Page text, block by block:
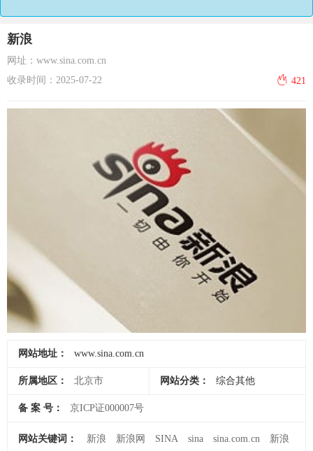
新浪
网址：www.sina.com.cn
收录时间：2025-07-22
421
网站地址： www.sina.com.cn
所属地区： 北京市 网站分类： 综合其他
备 案 号： 京ICP证000007号
网站关键词： 新浪 新浪网 SINA sina sina.com.cn
新浪